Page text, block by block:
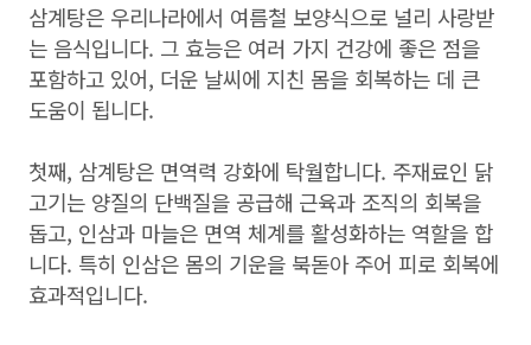
삼계탕은 우리나라에서 여름철 보양식으로 널리 사랑받
는 음식입니다. 그 효능은 여러 가지 건강에 좋은 점을
포함하고 있어, 더운 날씨에 지친 몸을 회복하는 데 큰
도움이 됩니다.
첫째, 삼계탕은 면역력 강화에 탁월합니다. 주재료인 닭
고기는 양질의 단백질을 공급해 근육과 조직의 회복을
돕고, 인삼과 마늘은 면역 체계를 활성화하는 역할을 합
니다. 특히 인삼은 몸의 기운을 북돋아 주어 피로 회복에
효과적입니다.